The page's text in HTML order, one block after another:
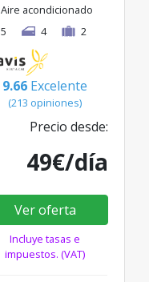
Aire acondicionado
5
4 2
9.66 Excelente
(213 opiniones)
Precio desde:
49€/día
Ver oferta
Incluye tasas e
impuestos. (VAT)